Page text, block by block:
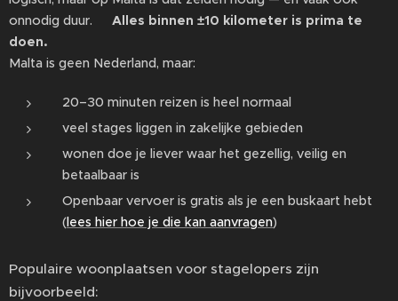
onnodig duur.👉 Alles binnen ±10 kilometer is prima te
doen.
Malta is geen Nederland, maar:
20–30 minuten reizen is heel normaal
veel stages liggen in zakelijke gebieden
wonen doe je liever waar het gezellig, veilig en
betaalbaar is
Openbaar vervoer is gratis als je een buskaart hebt
(lees hier hoe je die kan aanvragen)
Populaire woonplaatsen voor stagelopers zijn
bijvoorbeeld: